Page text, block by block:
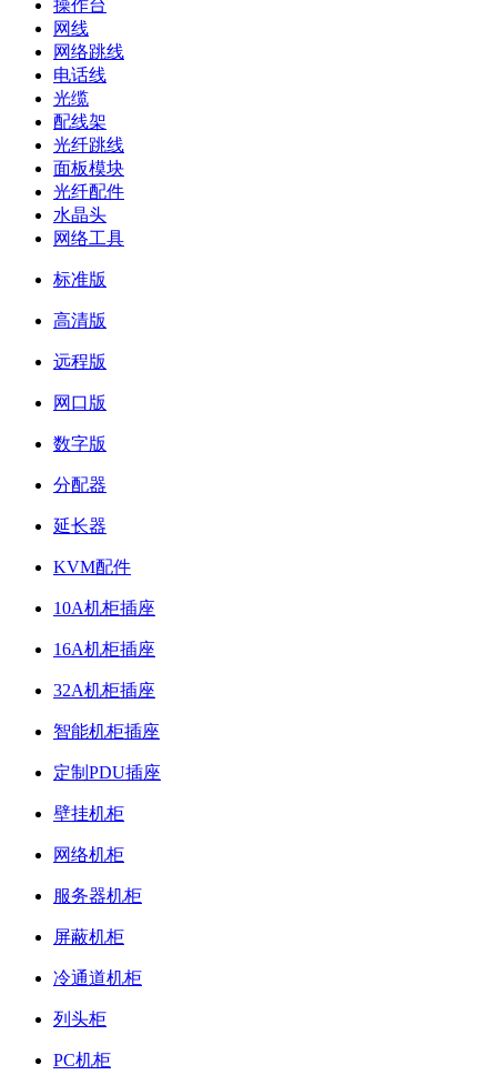
操作台
网线
网络跳线
电话线
光缆
配线架
光纤跳线
面板模块
光纤配件
水晶头
网络工具
标准版
高清版
远程版
网口版
数字版
分配器
延长器
KVM配件
10A机柜插座
16A机柜插座
32A机柜插座
智能机柜插座
定制PDU插座
壁挂机柜
网络机柜
服务器机柜
屏蔽机柜
冷通道机柜
列头柜
PC机柜